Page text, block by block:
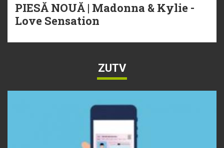
PIESĂ NOUĂ | Madonna & Kylie -
Love Sensation
ZUTV